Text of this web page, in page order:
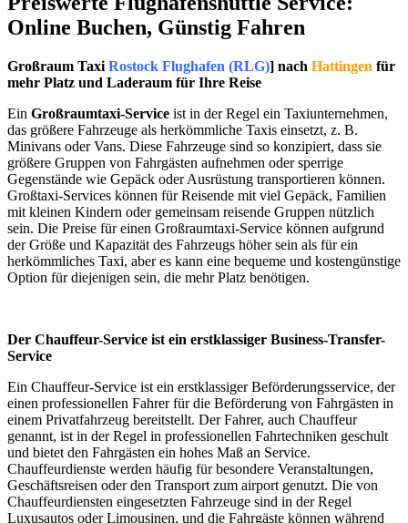
Online Buchen, Günstig Fahren
Großraum Taxi Rostock Flughafen (RLG)] nach Hattingen für
mehr Platz und Laderaum für Ihre Reise
Ein Großraumtaxi-Service ist in der Regel ein Taxiunternehmen,
das größere Fahrzeuge als herkömmliche Taxis einsetzt, z. B.
Minivans oder Vans. Diese Fahrzeuge sind so konzipiert, dass sie
größere Gruppen von Fahrgästen aufnehmen oder sperrige
Gegenstände wie Gepäck oder Ausrüstung transportieren können.
Großtaxi-Services können für Reisende mit viel Gepäck, Familien
mit kleinen Kindern oder gemeinsam reisende Gruppen nützlich
sein. Die Preise für einen Großraumtaxi-Service können aufgrund
der Größe und Kapazität des Fahrzeugs höher sein als für ein
herkömmliches Taxi, aber es kann eine bequeme und kostengünstige
Option für diejenigen sein, die mehr Platz benötigen.
Der Chauffeur-Service ist ein erstklassiger Business-Transfer-
Service
Ein Chauffeur-Service ist ein erstklassiger Beförderungsservice, der
einen professionellen Fahrer für die Beförderung von Fahrgästen in
einem Privatfahrzeug bereitstellt. Der Fahrer, auch Chauffeur
genannt, ist in der Regel in professionellen Fahrtechniken geschult
und bietet den Fahrgästen ein hohes Maß an Service.
Chauffeurdienste werden häufig für besondere Veranstaltungen,
Geschäftsreisen oder den Transport zum airport genutzt. Die von
Chauffeurdiensten eingesetzten Fahrzeuge sind in der Regel
Luxusautos oder Limousinen, und die Fahrgäste können während